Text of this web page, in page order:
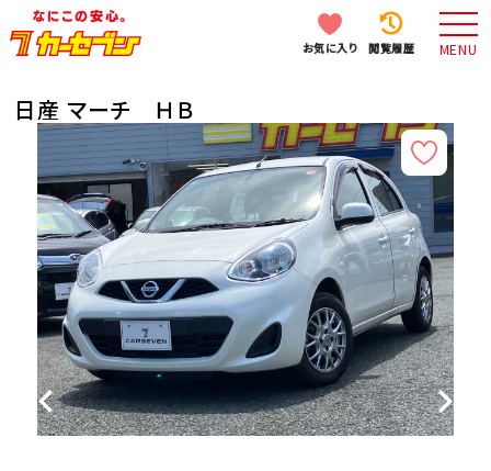
お気に入り 閲覧履歴 MENU
日産 マーチ ＨＢ